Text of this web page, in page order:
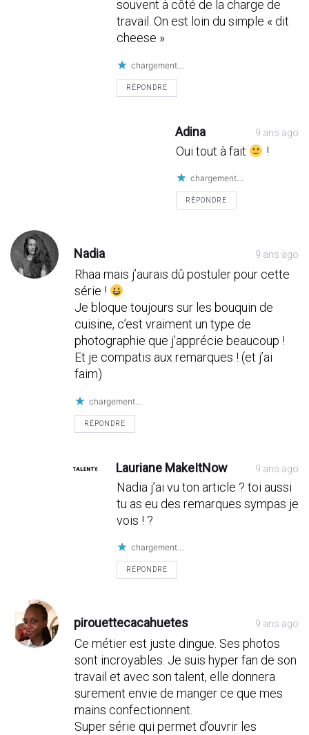
souvent à côté de la charge de
travail. On est loin du simple « dit
cheese »
chargement…
RÉPONDRE
Adina 9 ans ago
Oui tout à fait !
chargement…
RÉPONDRE
Nadia 9 ans ago
Rhaa mais j’aurais dû postuler pour cette
série !
Je bloque toujours sur les bouquin de
cuisine, c’est vraiment un type de
photographie que j’apprécie beaucoup !
Et je compatis aux remarques ! (et j’ai
faim)
chargement…
RÉPONDRE
Lauriane MakeItNow 9 ans ago
Nadia j’ai vu ton article ? toi aussi
tu as eu des remarques sympas je
vois ! ?
chargement…
RÉPONDRE
pirouettecacahuetes 9 ans ago
Ce métier est juste dingue. Ses photos
sont incroyables. Je suis hyper fan de son
travail et avec son talent, elle donnera
surement envie de manger ce que mes
mains confectionnent.
Super série qui permet d’ouvrir les